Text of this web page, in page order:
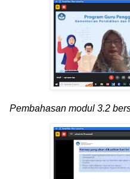
Pembahasan modul 3.2